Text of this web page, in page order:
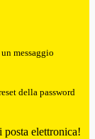
messaggio
della password
elettronica!